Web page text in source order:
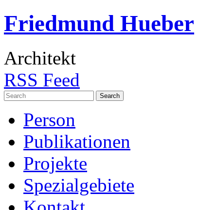
Friedmund Hueber
Architekt
RSS Feed
Search
for:
Person
Publikationen
Projekte
Spezialgebiete